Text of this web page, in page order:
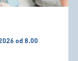
od 8.00